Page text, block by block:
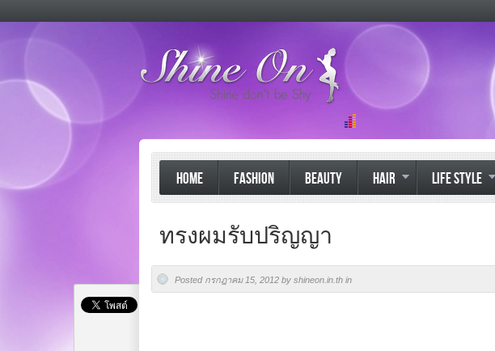
HOME FASHION BEAUTY HAIR LIFE STYLE
ทรงผมรับปริญญา
Posted กรกฎาคม 15, 2012 by shineon.in.th in